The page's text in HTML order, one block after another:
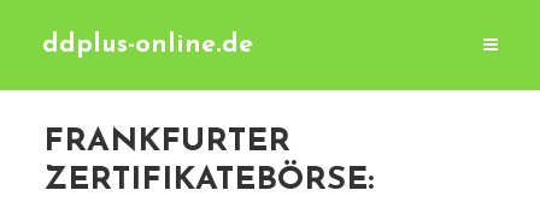
ddplus-online.de
FRANKFURTER
ZERTIFIKATEBÖRSE: